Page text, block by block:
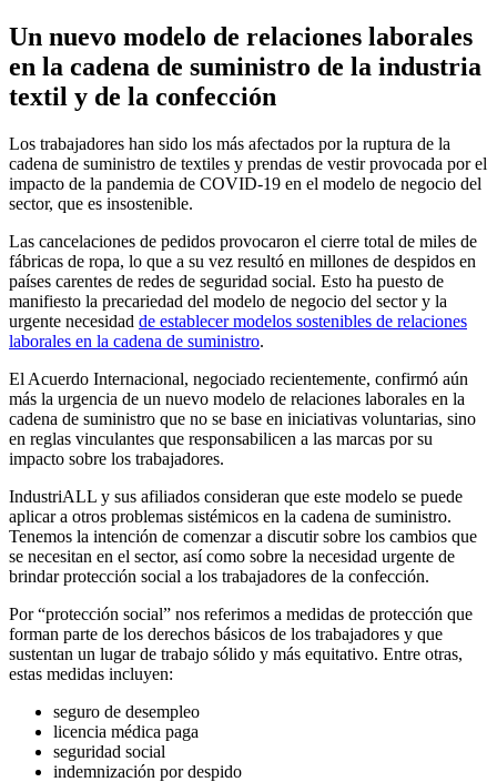
Un nuevo modelo de relaciones laborales
en la cadena de suministro de la industria
textil y de la confección
Los trabajadores han sido los más afectados por la ruptura de la
cadena de suministro de textiles y prendas de vestir provocada por el
impacto de la pandemia de COVID-19 en el modelo de negocio del
sector, que es insostenible.
Las cancelaciones de pedidos provocaron el cierre total de miles de
fábricas de ropa, lo que a su vez resultó en millones de despidos en
países carentes de redes de seguridad social. Esto ha puesto de
manifiesto la precariedad del modelo de negocio del sector y la
urgente necesidad de establecer modelos sostenibles de relaciones
laborales en la cadena de suministro.
El Acuerdo Internacional, negociado recientemente, confirmó aún
más la urgencia de un nuevo modelo de relaciones laborales en la
cadena de suministro que no se base en iniciativas voluntarias, sino
en reglas vinculantes que responsabilicen a las marcas por su
impacto sobre los trabajadores.
IndustriALL y sus afiliados consideran que este modelo se puede
aplicar a otros problemas sistémicos en la cadena de suministro.
Tenemos la intención de comenzar a discutir sobre los cambios que
se necesitan en el sector, así como sobre la necesidad urgente de
brindar protección social a los trabajadores de la confección.
Por “protección social” nos referimos a medidas de protección que
forman parte de los derechos básicos de los trabajadores y que
sustentan un lugar de trabajo sólido y más equitativo. Entre otras,
estas medidas incluyen:
seguro de desempleo
licencia médica paga
seguridad social
indemnización por despido